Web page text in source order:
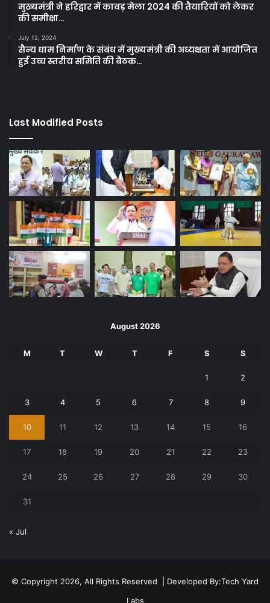
मुख्यमंत्री ने हरिद्वार में कावड़ मेला 2024 की तैयारियों को लेकर
की समीक्षा…
July 12, 2024
सैन्य धाम निर्माण के संबंध में मुख्यमंत्री की अध्यक्षता में आयोजित
हुई उच्च स्तरीय समिति की बैठक…
Last Modified Posts
August 2026
M T W T F S S
1 2
3 4 5 6 7 8 9
10 11 12 13 14 15 16
17 18 19 20 21 22 23
24 25 26 27 28 29 30
31
« Jul
© Copyright 2026, All Rights Reserved | Developed By:Tech Yard
Labs